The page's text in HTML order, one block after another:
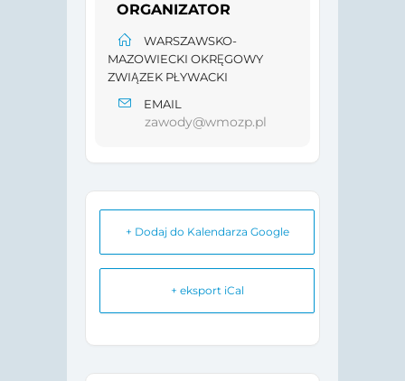
ORGANIZATOR
WARSZAWSKO-
MAZOWIECKI OKRĘGOWY
ZWIĄZEK PŁYWACKI
EMAIL
zawody@wmozp.pl
+ Dodaj do Kalendarza Google
+ eksport iCal